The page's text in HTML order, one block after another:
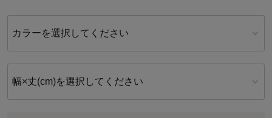
カラーを選択してください
幅×丈(cm)を選択してください